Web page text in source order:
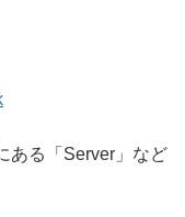
ある「Server」など